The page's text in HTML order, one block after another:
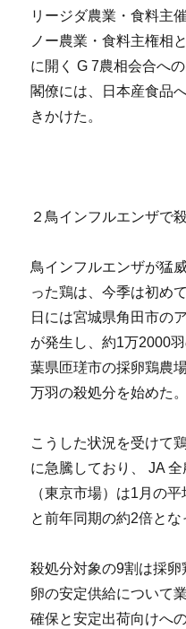
リージダ農業・食料主
ノー農業・食料主権相
に開く G 7農相会合へ
閣僚には、日本産食品
きかけた。
２鳥インフルエンザで
鳥インフルエンザが猛
った鶏は、今季は初め
日には宮城県角田市の
が発生し、約1万2000
葉県匝瑳市の採卵鶏農
万羽の殺処分を始めた。
こうした状況を受けて
に急騰しており、 JA
（東京市場）は1月の
と前年同期の約2倍とな
殺処分対象の9割は採
卵の安定供給について
確保と安定出荷向けへ